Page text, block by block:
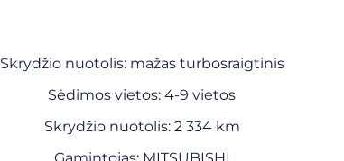
Skrydžio nuotolis: mažas turbosraigtinis
Sėdimos vietos: 4-9 vietos
Skrydžio nuotolis: 2 334 km